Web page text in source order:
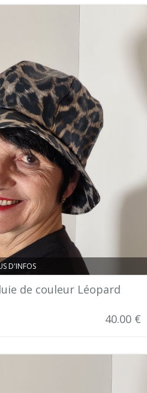
D'INFOS
de couleur Léopard
40.00 €